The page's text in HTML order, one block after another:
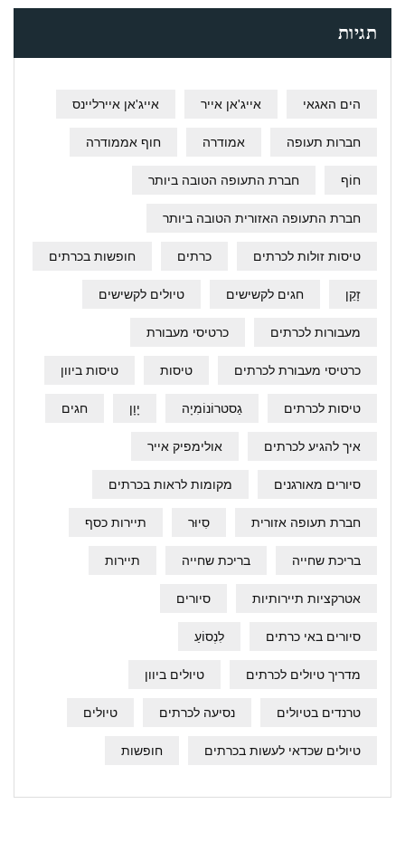
תגיות
הים האגאי אייג'אן אייר אייג'אן איירליינס
חברות תעופה אמודרה חוף אממודרה
חוֹף חברת התעופה הטובה ביותר
חברת התעופה האזורית הטובה ביותר
טיסות זולות לכרתים כרתים חופשות בכרתים
זָקֵן חגים לקשישים טיולים לקשישים
מעבורות לכרתים כרטיסי מעבורת
כרטיסי מעבורת לכרתים טיסות טיסות ביוון
טיסות לכרתים גַסטרוֹנוֹמִיָה יָוָן חגים
איך להגיע לכרתים אולימפיק אייר
סיורים מאורגנים מקומות לראות בכרתים
חברת תעופה אזורית סִיוּר תיירות כסף
בריכת שחייה בריכת שחייה תיירות
אטרקציות תיירותיות סיורים
סיורים באי כרתים לִנְסוֹעַ
מדריך טיולים לכרתים טיולים ביוון
טרנדים בטיולים נסיעה לכרתים טיולים
טיולים שכדאי לעשות בכרתים חופשות